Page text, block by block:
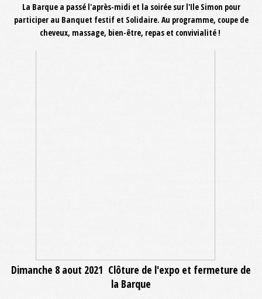
La Barque a passé l'après-midi et la soirée sur l'Ile Simon pour
participer au Banquet festif et Solidaire. Au programme, coupe de
cheveux, massage, bien-être, repas et convivialité !
Dimanche 8 aout 2021 Clôture de l'expo et fermeture de
la Barque